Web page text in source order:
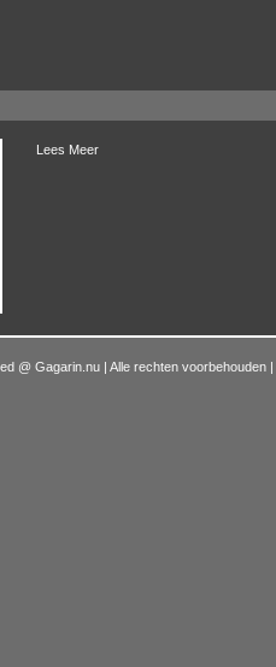
Lees Meer
@ Gagarin.nu | Alle rechten voorbehouden |